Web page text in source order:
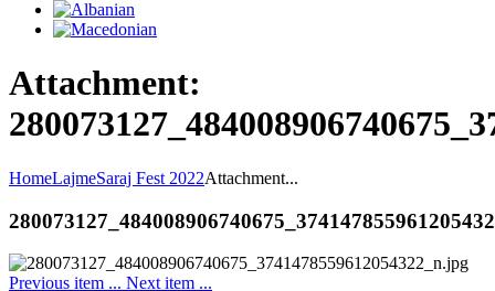
Attachment:
HomeLajmeSaraj Fest 2022Attachment...
Previous item ... Next item ...